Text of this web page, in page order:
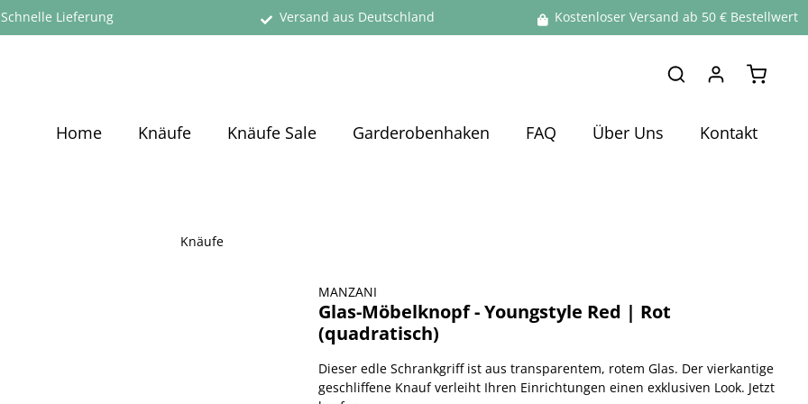
Schnelle Lieferung Versand aus Deutschland Kostenloser Versand ab 50 € Bestellwert
Home Knäufe Knäufe Sale Garderobenhaken FAQ Über Uns Kontakt
Knäufe
MANZANI
Glas-Möbelknopf - Youngstyle Red | Rot
(quadratisch)
Dieser edle Schrankgriff ist aus transparentem, rotem Glas. Der vierkantige
geschliffene Knauf verleiht Ihren Einrichtungen einen exklusiven Look. Jetzt